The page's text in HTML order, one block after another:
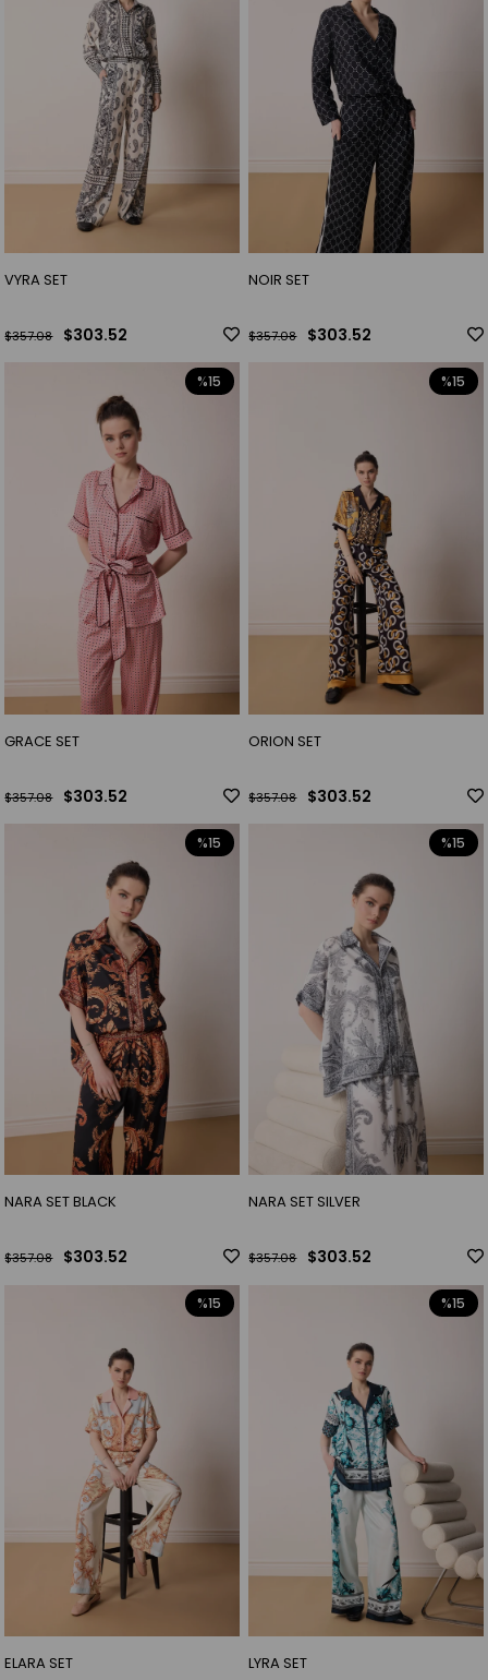
VYRA SET
$303.52
$357.08
NOIR SET
$303.52
$357.08
GRACE SET
$303.52
$357.08
%15
ORION SET
$303.52
$357.08
%15
NARA SET BLACK
$303.52
$357.08
%15
NARA SET SILVER
$303.52
$357.08
%15
ELARA SET
%15
LYRA SET
%15